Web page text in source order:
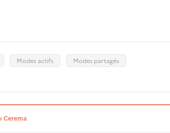
Modes actifs
Modes partagés
Cerema